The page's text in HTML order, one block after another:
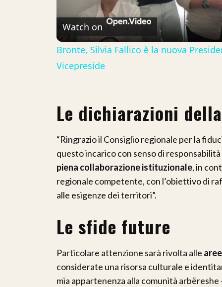
Watch on
Bronte, Silvia Fallico è la nuova
Vicepreside
Le dichiarazioni
“Ringrazio il Consiglio regionale per la
questo incarico con senso di
piena collaborazione istituzionale, in
regionale competente, con l’obiettivo di
alle esigenze dei territori”.
Le sfide future
Particolare attenzione sarà rivolta alle
considerate una risorsa culturale e
mia appartenenza alla comunità